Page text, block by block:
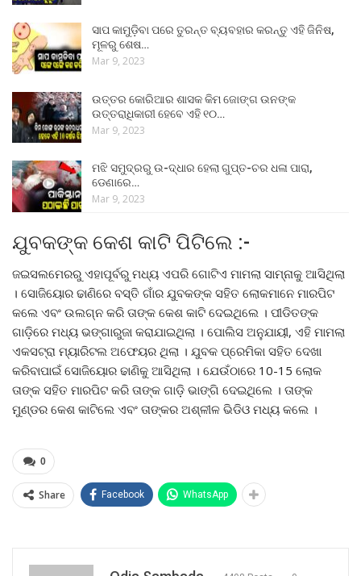
ସାପ କାମୁଡ଼ିବା ପରେ ତୁରନ୍ତ ବ୍ୟବହାର କରନ୍ତୁ ଏହି ଜିନିଷ,
ମୂଳରୁ ଶେଷ…
Mar 9, 2023
ଉତ୍ତର କୋରିଆର ଶାସକ କିମ ଜୋଙ୍ଗ ଉନଙ୍କ
ଉତ୍ତରାଧିକାରୀ ହେବେ ଏହି ୧୦…
Mar 9, 2023
ମଝି ସମୁଦ୍ରରୁ ଉ-ଦ୍ଧାର ହେଲା ଗୁପ୍ତ-ଚର ଧଳା ପାରା,
ଡେଣାରେ…
Mar 9, 2023
ଯୁବକଙ୍କ କେଶ କାଟି ପିଟିଲେ :-
ଜଇସଲମେରରୁ ଏହାପୂର୍ବରୁ ମଧ୍ୟ ଏପରି ଗୋଟିଏ ମାମଲା ସାମ୍ନାକୁ ଆସିଥିଲା
। ସୋଜିୟୋର ଢାଣିରେ ବସ୍ତି ଗାଁର ଯୁବକଙ୍କ ସହିତ ଲୋକମାନେ ମାରପିଟ
କଲେ ଏବଂ ଉଲଗ୍ନ କରି ତାଙ୍କ କେଶ କାଟି ଦେଇଥିଲେ । ପୀଡିତଙ୍କ
ଗାଡ଼ିରେ ମଧ୍ୟ ଭଙ୍ଗାରୁଜା କରାଯାଇଥିଲା । ପୋଲିସ ଅନୁଯାୟୀ, ଏହି ମାମଲା
ଏକସଟ୍ରା ମ୍ୟାରିଟଲ ଅଫେୟର ଥିଲା । ଯୁବକ ପ୍ରେମିକା ସହିତ ଦେଖା
କରିବାପାଇଁ ସୋଜିୟୋର ଢାଣିକୁ ଆସିଥିଲା । ଯେଉଁଠାରେ 10-15 ଲୋକ
ତାଙ୍କ ସହିତ ମାରପିଟ କରି ତାଙ୍କ ଗାଡ଼ି ଭାଙ୍ଗି ଦେଇଥିଲେ । ତାଙ୍କ
ମୁଣ୍ଡର କେଶ କାଟିଲେ ଏବଂ ତାଙ୍କର ଅଶ୍ଳୀଳ ଭିଡିଓ ମଧ୍ୟ କଲେ ।
0
Share Facebook WhatsApp